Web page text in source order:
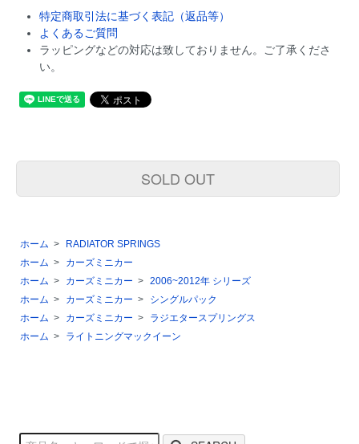
特定商取引法に基づく表記（返品等）
よくあるご質問
ラッピングなどの対応は致しておりません。ご了承くださ
い。
SOLD OUT
ホーム >
RADIATOR SPRINGS
ホーム >
カーズミニカー
ホーム > カーズミニカー > 2006~2012年 シリーズ
ホーム > カーズミニカー >
シングルパック
ホーム > カーズミニカー >
ラジエタースプリングス
ホーム > ライトニングマックイーン